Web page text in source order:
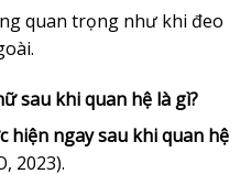
quan trọng như khi đeo
sau khi quan hệ là gì?
hiện ngay sau khi quan hệ
2023).